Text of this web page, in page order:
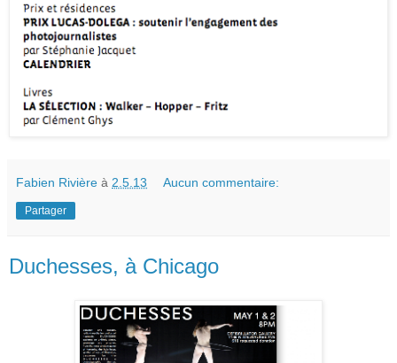
Fabien Rivière à 2.5.13 Aucun commentaire:
Partager
Duchesses, à Chicago